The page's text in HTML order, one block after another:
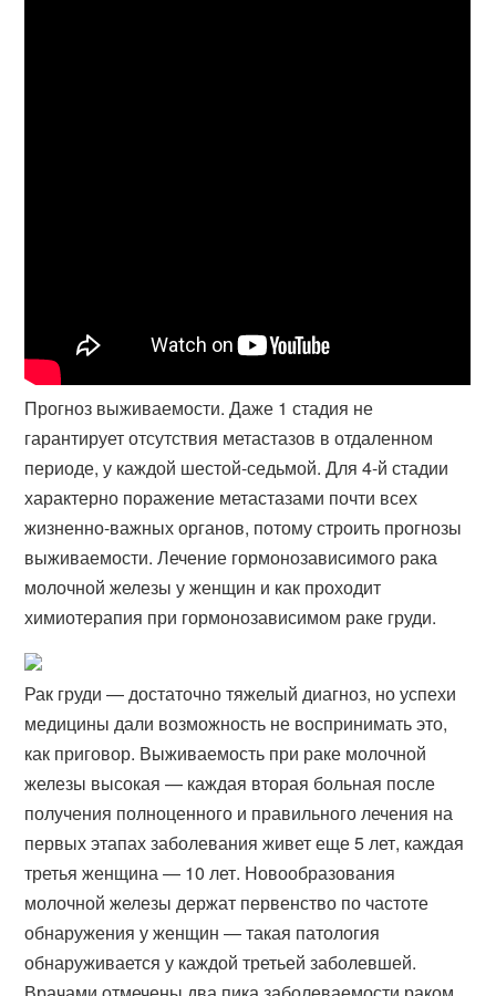
Прогноз выживаемости. Даже 1 стадия не
гарантирует отсутствия метастазов в отдаленном
периоде, у каждой шестой-седьмой. Для 4-й стадии
характерно поражение метастазами почти всех
жизненно-​важных органов, потому строить прогнозы
выживаемости. Лечение гормонозависимого рака
молочной железы у женщин и как проходит
химиотерапия при гормонозависимом раке груди.
Рак груди — достаточно тяжелый диагноз, но успехи
медицины дали возможность не воспринимать это,
как приговор. Выживаемость при раке молочной
железы высокая — каждая вторая больная после
получения полноценного и правильного лечения на
первых этапах заболевания живет еще 5 лет, каждая
третья женщина — 10 лет. Новообразования
молочной железы держат первенство по частоте
обнаружения у женщин — такая патология
обнаруживается у каждой третьей заболевшей.